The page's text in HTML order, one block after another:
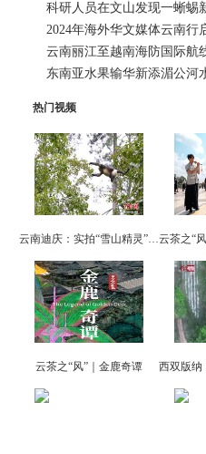
科研人员在文山发现一蜥蜴
云南丽江至越南海防国际航
东南亚水果输华新添湄公河
热门视频
云南迪庆：实拍“雪山精灵” 滇金丝猴觅食
云茶之“风”｜金鹿奇谭